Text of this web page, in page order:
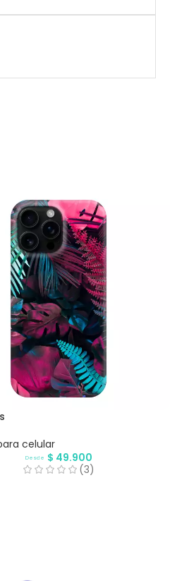
celular
Desde $ 49.900
(3)